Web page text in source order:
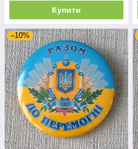
Купити
–10%